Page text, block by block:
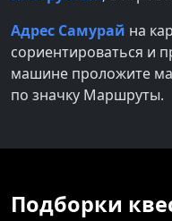
Адрес Самурай на
сориентироваться и
машине проложите
по значку Маршруты.
Подборки